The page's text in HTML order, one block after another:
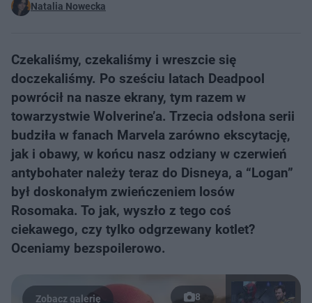
Natalia Nowecka
Czekaliśmy, czekaliśmy i wreszcie się
doczekaliśmy. Po sześciu latach Deadpool
powrócił na nasze ekrany, tym razem w
towarzystwie Wolverine’a. Trzecia odsłona serii
budziła w fanach Marvela zarówno ekscytację,
jak i obawy, w końcu nasz odziany w czerwień
antybohater należy teraz do Disneya, a “Logan”
był doskonałym zwieńczeniem losów
Rosomaka. To jak, wyszło z tego coś
ciekawego, czy tylko odgrzewany kotlet?
Oceniamy bezspoilerowo.
8